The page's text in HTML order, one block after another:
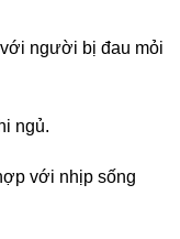
người bị đau mỏi
ngủ.
với nhịp sống